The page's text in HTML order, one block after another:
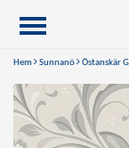
Hem Sunnanö Östanskär